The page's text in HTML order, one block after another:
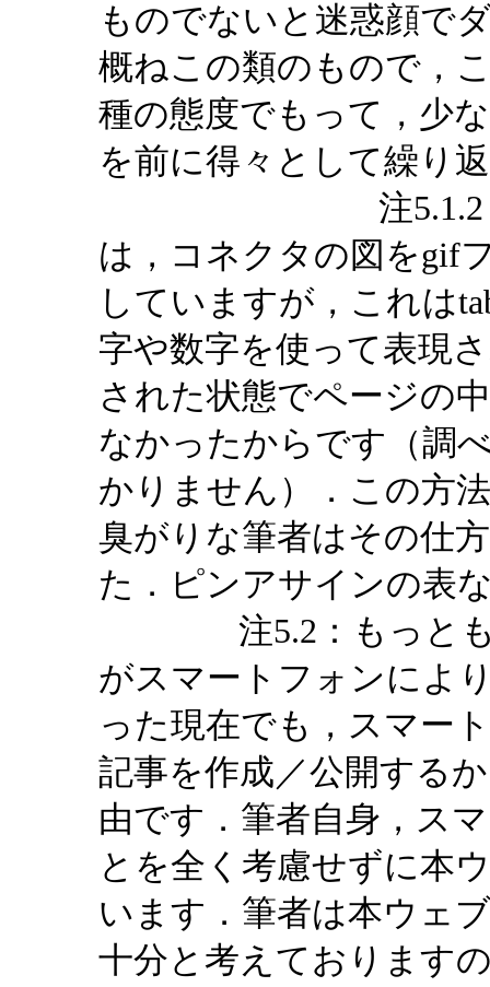
ものでないと迷惑顔で
概ねこの類のもので，
種の態度でもって，少
を前に得々として繰り
注5.1.2：本ウ
は，コネクタの図をgif
していますが，これは
字や数字を使って表現
された状態でページの
なかったからです（調
かりません）．この方
臭がりな筆者はその仕
た．ピンアサインの表
注5.2：もっとも，
がスマートフォンによ
った現在でも，スマー
記事を作成／公開する
由です．筆者自身，ス
とを全く考慮せずに本
います．筆者は本ウェ
十分と考えております